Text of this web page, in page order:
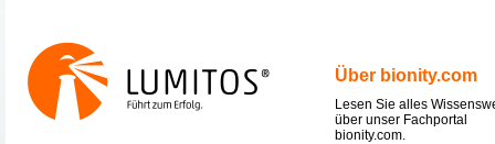
Über bionity.com
Lesen Sie alles
über unser Fachportal
bionity.com.